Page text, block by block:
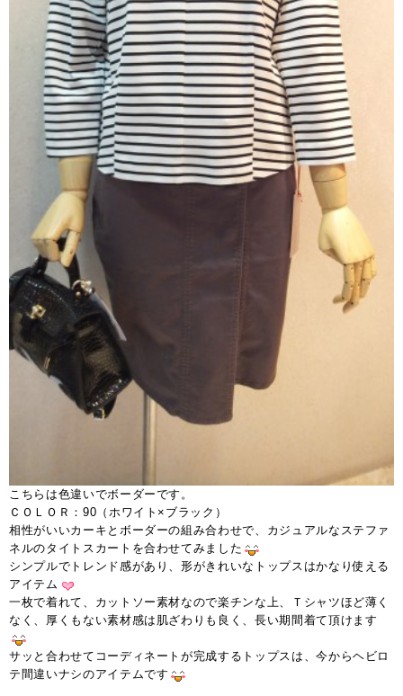
こちらは色違いでボーダーです。
ＣＯＬＯＲ：90（ホワイト×ブラック）
相性がいいカーキとボーダーの組み合わせで、カジュアルなステファ
ネルのタイトスカートを合わせてみました
シンプルでトレンド感があり、形がきれいなトップスはかなり使える
アイテム
一枚で着れて、カットソー素材なので楽チンな上、Ｔシャツほど薄く
なく、厚くもない素材感は肌ざわりも良く、長い期間着て頂けます
サッと合わせてコーディネートが完成するトップスは、今からヘビロ
テ間違いナシのアイテムです